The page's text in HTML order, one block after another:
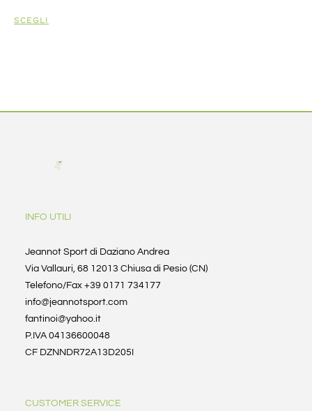
SCEGLI
INFO UTILI
Jeannot Sport di Daziano Andrea
Via Vallauri, 68 12013 Chiusa di Pesio (CN)
Telefono/Fax +39 0171 734177
info@jeannotsport.com
fantinoi@yahoo.it
P.IVA 04136600048
CF DZNNDR72A13D205I
CUSTOMER SERVICE